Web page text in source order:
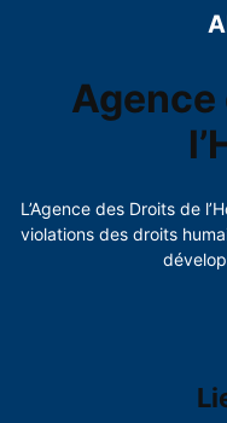
Agence
L’Agence des Droits de
violations des droits